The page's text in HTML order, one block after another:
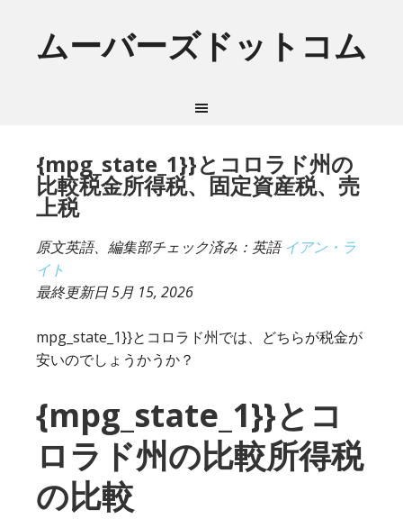
ムーバーズドットコム
{mpg_state_1}}とコロラド州の
比較税金所得税、固定資産税、売
上税
原文英語、編集部チェック済み：英語イアン・ラ
イト
最終更新日5月 15, 2026
mpg_state_1}}とコロラド州では、どちらが税金が
安いのでしょうかうか？
{mpg_state_1}}とコ
ロラド州の比較所得税
の比較